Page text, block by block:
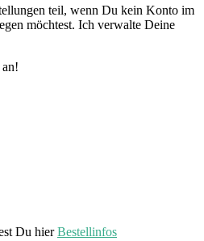
teil, wenn Du kein Konto im
möchtest. Ich verwalte Deine
Du hierBestellinfos